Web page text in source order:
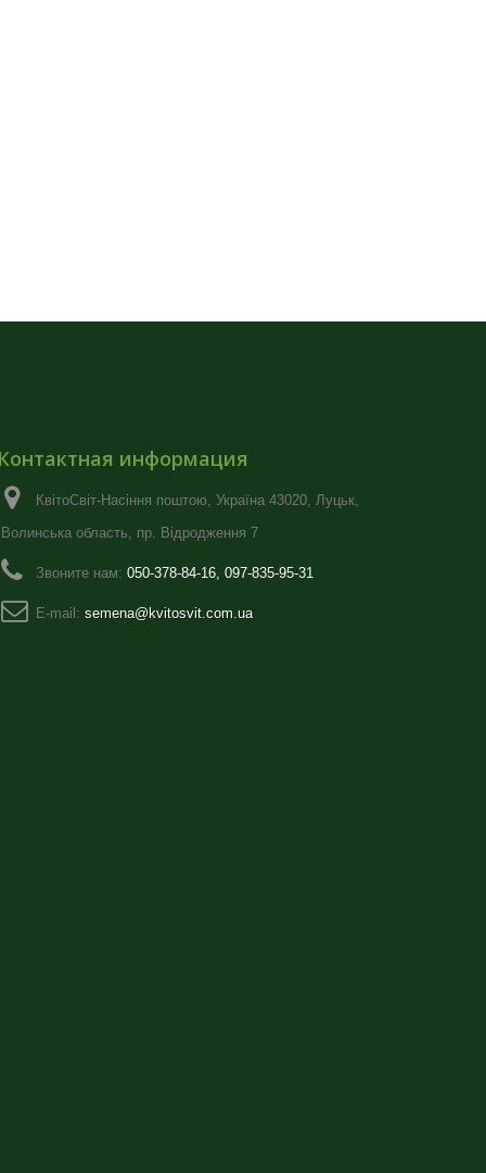
Контактная информация
КвітоСвіт-Насіння поштою, Україна 43020, Луцьк,
Волинська область, пр. Відродження 7
Звоните нам: 050-378-84-16, 097-835-95-31
E-mail: semena@kvitosvit.com.ua